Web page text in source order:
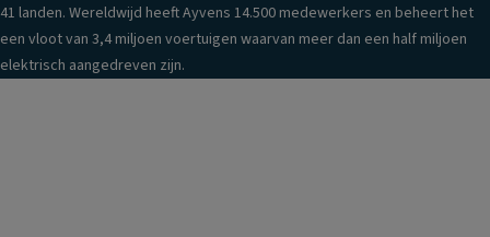
41 landen. Wereldwijd heeft Ayvens 14.500 medewerkers en beheert het
een vloot van 3,4 miljoen voertuigen waarvan meer dan een half miljoen
elektrisch aangedreven zijn.